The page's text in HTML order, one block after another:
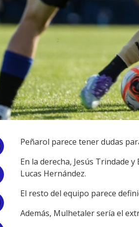
Facebook
Peñarol parece tener dudas
En la derecha, Jesús Trindade
Lucas Hernández.
El resto del equipo parece
Además, Mulhetaler sería el